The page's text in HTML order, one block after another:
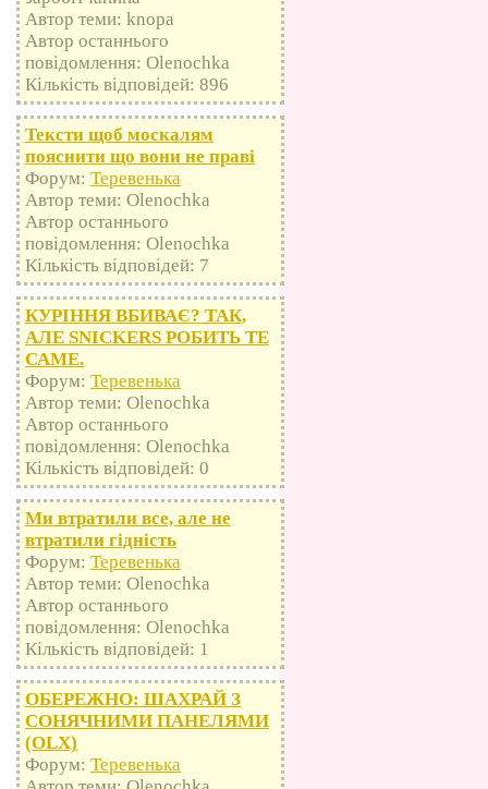
Автор теми: knopa
Автор останнього
повідомлення: Olenochka
Кількість відповідей: 896
Тексти щоб москалям
пояснити що вони не праві
Форум: Теревенька
Автор теми: Olenochka
Автор останнього
повідомлення: Olenochka
Кількість відповідей: 7
КУРІННЯ ВБИВАЄ? ТАК,
АЛЕ SNICKERS РОБИТЬ ТЕ
САМЕ.
Форум: Теревенька
Автор теми: Olenochka
Автор останнього
повідомлення: Olenochka
Кількість відповідей: 0
Ми втратили все, але не
втратили гідність
Форум: Теревенька
Автор теми: Olenochka
Автор останнього
повідомлення: Olenochka
Кількість відповідей: 1
ОБЕРЕЖНО: ШАХРАЙ З
СОНЯЧНИМИ ПАНЕЛЯМИ
(OLX)
Форум: Теревенька